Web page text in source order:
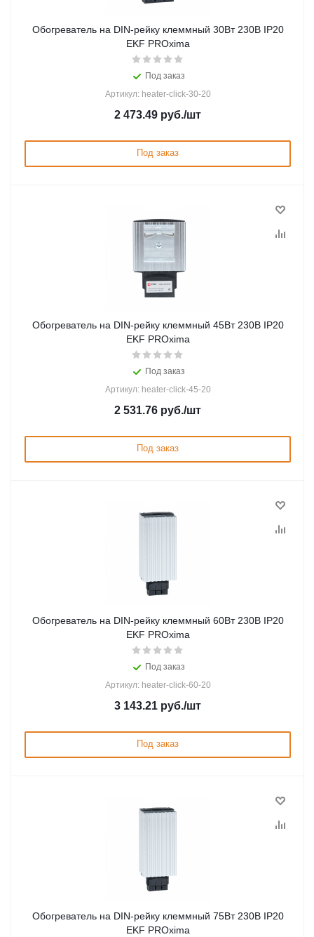
Обогреватель на DIN-рейку клеммный 30Вт 230В IP20
EKF PROxima
Под заказ
Артикул: heater-click-30-20
2 473.49 руб./шт
Под заказ
Обогреватель на DIN-рейку клеммный 45Вт 230В IP20
EKF PROxima
Под заказ
Артикул: heater-click-45-20
2 531.76 руб./шт
Под заказ
Обогреватель на DIN-рейку клеммный 60Вт 230В IP20
EKF PROxima
Под заказ
Артикул: heater-click-60-20
3 143.21 руб./шт
Под заказ
Обогреватель на DIN-рейку клеммный 75Вт 230В IP20
EKF PROxima